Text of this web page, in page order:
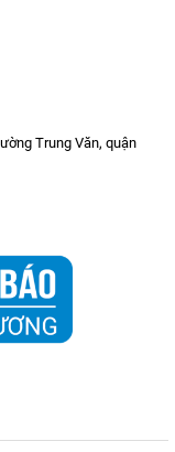
Trung Văn, quận